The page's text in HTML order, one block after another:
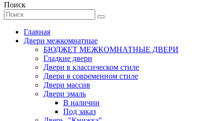
Поиск
Главная
Двери межкомнатные
БЮДЖЕТ МЕЖКОМНАТНЫЕ ДВЕРИ
Гладкие двери
Двери в классическом стиле
Двери в современном стиле
Двери массив
Двери эмаль
В наличии
Под заказ